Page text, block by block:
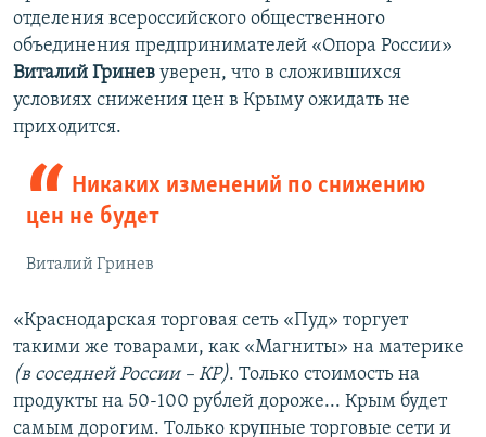
отделения всероссийского общественного
объединения предпринимателей «Опора России»
Виталий Гринев уверен, что в сложившихся
условиях снижения цен в Крыму ожидать не
приходится.
Никаких изменений по снижению
цен не будет
Виталий Гринев
«Краснодарская торговая сеть «Пуд» торгует
такими же товарами, как «Магниты» на материке
(в соседней России – КР). Только стоимость на
продукты на 50-100 рублей дороже... Крым будет
самым дорогим. Только крупные торговые сети и